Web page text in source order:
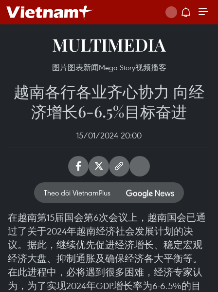
MULTIMEDIA
图片图表新闻Mega Story视频播客
越南各行各业齐心协力 向经
济增长6-6.5%目标奋进
15/01/2024 20:00
Theo dõi VietnamPlus
在越南第15届国会第6次会议上，越南国会已通
过了关于2024年越南经济社会发展计划的决
议。据此，继续优先促进经济增长、稳定宏观
经济大盘、抑制通胀及确保经济各大平衡等。
在此进程中，必将遇到很多困难，经济专家认
为，为了实现2024年GDP增长率为6-6.5%的目